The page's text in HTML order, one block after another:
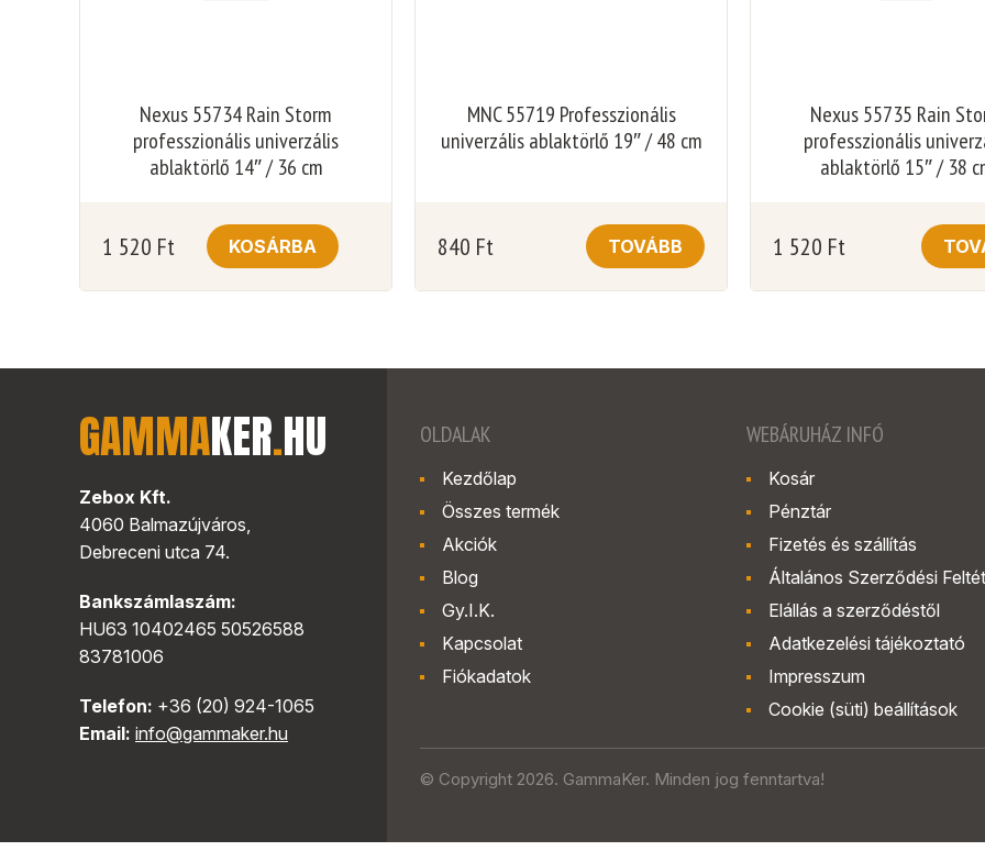
Nexus 55734 Rain Storm
professzionális univerzális
ablaktörlő 14″ / 36 cm
1 520 Ft KOSÁRBA
MNC 55719 Professzionális
univerzális ablaktörlő 19″ / 48 cm
840 Ft TOVÁBB
Nexus 55735 Rain
professzionális
ablaktörlő 15″ / 38
1 520 Ft
GAMMAKER.HU
Zebox Kft.
4060 Balmazújváros,
Debreceni utca 74.
Bankszámlaszám:
HU63 10402465 50526588
83781006
Telefon: +36 (20) 924-1065
Email: info@gammaker.hu
OLDALAK
Kezdőlap
Összes termék
Akciók
Blog
Gy.I.K.
Kapcsolat
Fiókadatok
WEBÁRUHÁZ INFÓ
Kosár
Pénztár
Fizetés és szállítás
Általános Szerződési
Elállás a szerződéstől
Adatkezelési tájékoztató
Impresszum
Cookie (süti) beállítások
© Copyright 2026. GammaKer. Minden jog fenntartva!